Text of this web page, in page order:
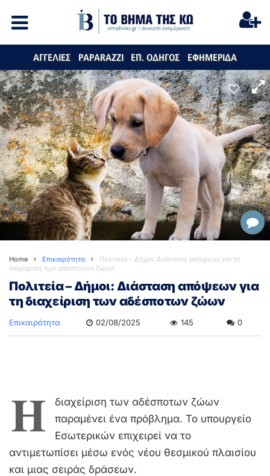
ΑΓΓΕΛΙΕΣ PAPARAZZI ΕΠ. ΟΔΗΓΟΣ ΕΦΗΜΕΡΙΔΑ
Home Επικαιρότητα
Πολιτεία – Δήμοι: Διάσταση απόψεων για τη
διαχείριση των αδέσποτων ζώων
Πολιτεία – Δήμοι: Διάσταση απόψεων για
τη διαχείριση των αδέσποτων ζώων
Επικαιρότητα 02/08/2025 145 0
Η
διαχείριση των αδέσποτων ζώων
παραμένει ένα πρόβλημα. Το υπουργείο
Εσωτερικών επιχειρεί να το
αντιμετωπίσει μέσω ενός νέου θεσμικού πλαισίου
και μιας σειράς δράσεων.